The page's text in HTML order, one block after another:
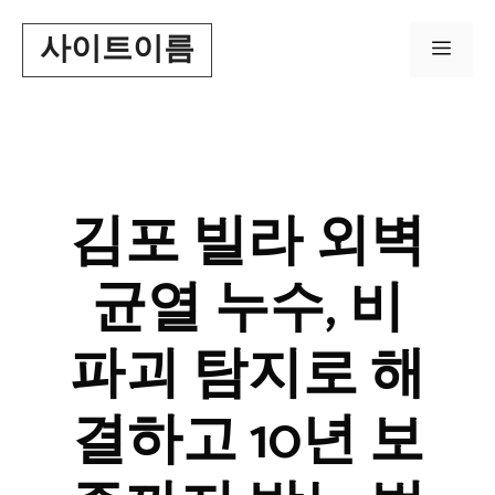
content사이트이름 Menu
김포 빌라 외벽
균열 누수, 비
파괴 탐지로 해
결하고 10년 보